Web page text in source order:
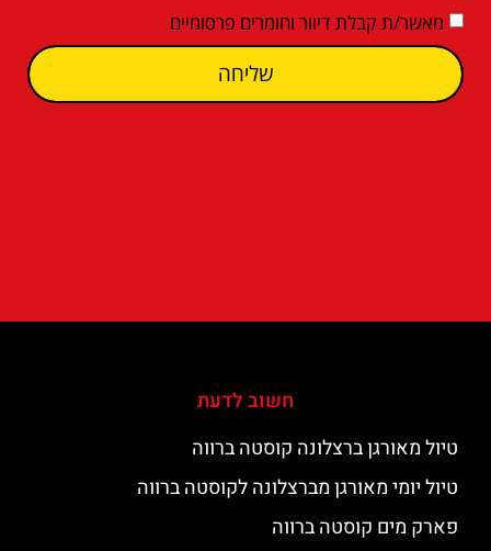
מאשר/ת קבלת דיוור וחומרים פרסומיים
שליחה
חשוב לדעת
טיול מאורגן ברצלונה קוסטה ברווה
טיול יומי מאורגן מברצלונה לקוסטה ברווה
פארק מים קוסטה ברווה